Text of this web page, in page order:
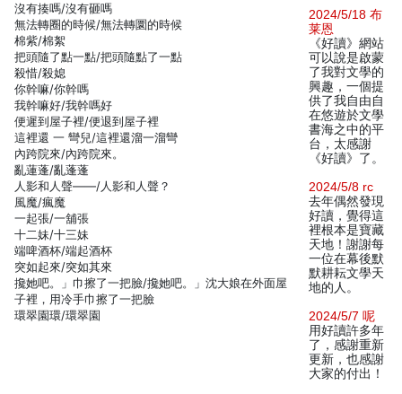
沒有揍嗎/沒有砸嗎
無法轉圈的時候/無法轉圜的時候
棉紫/棉絮
把頭隨了點一點/把頭隨點了一點
殺惜/殺媳
你幹嘛/你幹嗎
我幹嘛好/我幹嗎好
便遲到屋子裡/便退到屋子裡
這裡還 一 彎兒/這裡還溜一溜彎
內跨院來/內跨院來。
亂蓮蓬/亂蓬蓬
人影和人聲——/人影和人聲？
風魔/瘋魔
一起張/一舖張
十二妹/十三妹
端啤酒杯/端起酒杯
突如起來/突如其來
攙她吧。」巾擦了一把臉/攙她吧。」沈大娘在外面屋
子裡，用冷手巾擦了一把臉
環翠園環/環翠園
2024/5/18 布
莱恩
《好讀》網站
可以說是啟蒙
了我對文學的
興趣，一個提
供了我自由自
在悠遊於文學
書海之中的平
台，太感謝
《好讀》了。
2024/5/8 rc
去年偶然發現
好讀，覺得這
裡根本是寶藏
天地！謝謝每
一位在幕後默
默耕耘文學天
地的人。
2024/5/7 呢
用好讀許多年
了，感謝重新
更新，也感謝
大家的付出！